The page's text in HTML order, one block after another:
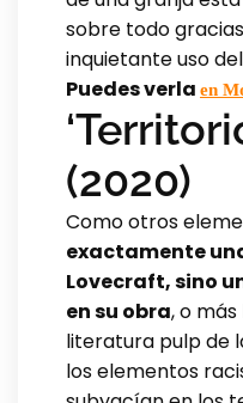
sobre todo
inquietante uso
Puedes verla en
(2020)
Como otros
exactamente
Lovecraft, sino
en su obra, o
literatura pulp de
los elementos